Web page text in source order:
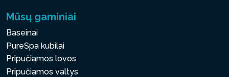
Mūsų gaminiai
Baseinai
PureSpa kubilai
Pripučiamos lovos
Pripučiamos valtys